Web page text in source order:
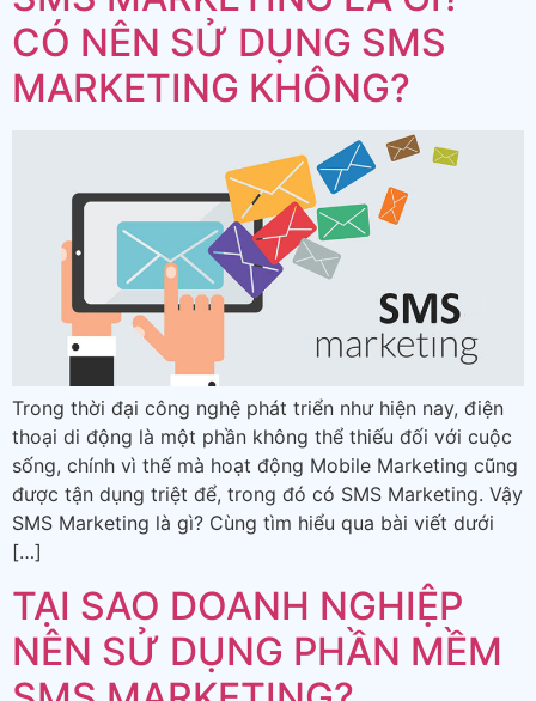
CÓ NÊN SỬ DỤNG SMS
MARKETING KHÔNG?
Trong thời đại công nghệ phát triển như hiện nay, điện
thoại di động là một phần không thể thiếu đối với cuộc
sống, chính vì thế mà hoạt động Mobile Marketing cũng
được tận dụng triệt để, trong đó có SMS Marketing. Vậy
SMS Marketing là gì? Cùng tìm hiểu qua bài viết dưới
[…]
TẠI SAO DOANH NGHIỆP
NÊN SỬ DỤNG PHẦN MỀM